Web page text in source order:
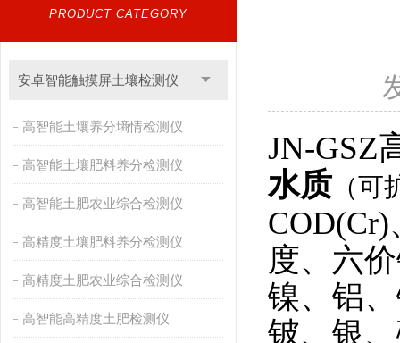
PRODUCT CATEGORY
安卓智能触摸屏土壤检测仪
高智能土壤养分墒情检测仪
高智能土壤肥料养分检测仪
高智能土肥农业综合检测仪
高精度土壤肥料养分检测仪
高精度土肥农业综合检测仪
高智能高精度土肥检测仪
JN-GSZ
水质 （
COD(Cr)
度、六
镍、铝
铍、银